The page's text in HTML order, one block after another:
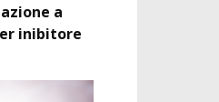
a
inibitore